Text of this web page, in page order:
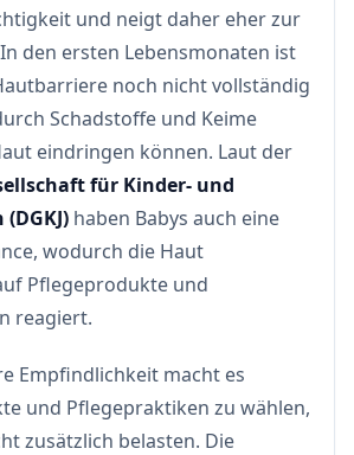
und neigt daher eher zur
den ersten Lebensmonaten ist
noch nicht vollständig
Schadstoffe und Keime
eindringen können. Laut der
für Kinder- und
haben Babys auch eine
wodurch die Haut
Pflegeprodukte und
reagiert.
Empfindlichkeit macht es
und Pflegepraktiken zu wählen,
zusätzlich belasten. Die